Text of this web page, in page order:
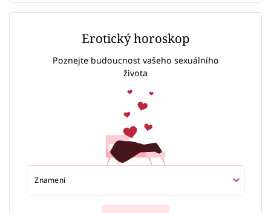
Erotický horoskop
Poznejte budoucnost vašeho sexuálního
života